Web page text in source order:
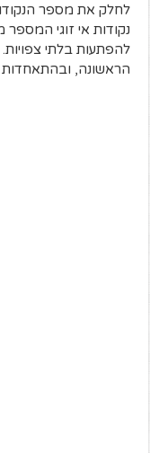
לחלק את מספר
נקודות אי זוגי המספר
להפתעות בלתי צפויות.
הראשונה, ובהתאחדות